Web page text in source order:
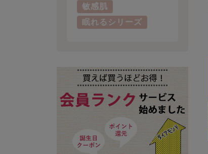
敏感肌
眠れるシリーズ